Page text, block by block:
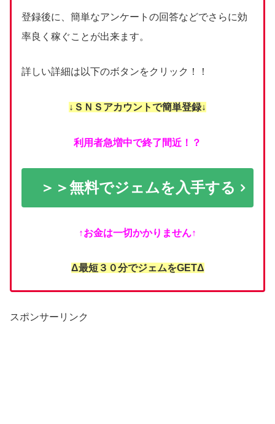
登録後に、簡単なアンケートの回答などでさらに効
率良く稼ぐことが出来ます。
詳しい詳細は以下のボタンをクリック！！
↓ＳＮＳアカウントで簡単登録↓
利用者急増中で終了間近！？
＞＞無料でジェムを入手する
↑お金は一切かかりません↑
Δ最短３０分でジェムをGETΔ
スポンサーリンク